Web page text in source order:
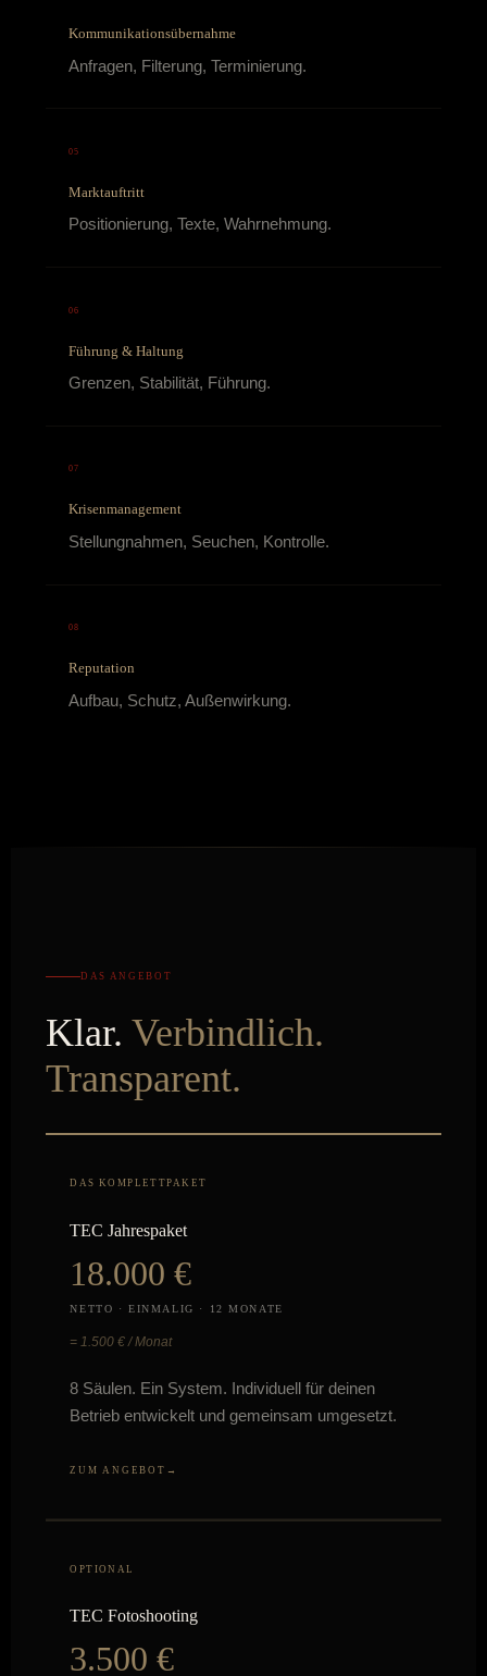
Kommunikationsübernahme
Anfragen, Filterung, Terminierung.
05
Marktauftritt
Positionierung, Texte, Wahrnehmung.
06
Führung & Haltung
Grenzen, Stabilität, Führung.
07
Krisenmanagement
Stellungnahmen, Seuchen, Kontrolle.
08
Reputation
Aufbau, Schutz, Außenwirkung.
DAS ANGEBOT
Klar. Verbindlich.
Transparent.
DAS KOMPLETTPAKET
TEC Jahrespaket
18.000 €
NETTO · EINMALIG · 12 MONATE
= 1.500 € / Monat
8 Säulen. Ein System. Individuell für deinen
Betrieb entwickelt und gemeinsam umgesetzt.
ZUM ANGEBOT
OPTIONAL
TEC Fotoshooting
3.500 €